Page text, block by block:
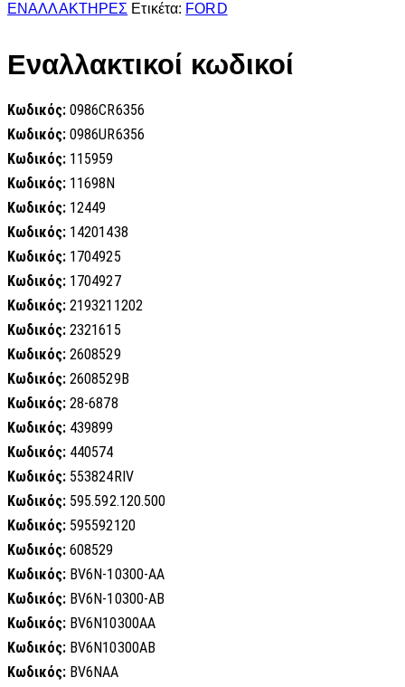
ΕΝΑΛΛΑΚΤΗΡΕΣ Ετικέτα: FORD
Εναλλακτικοί κωδικοί
Κωδικός: 0986CR6356
Κωδικός: 0986UR6356
Κωδικός: 115959
Κωδικός: 11698N
Κωδικός: 12449
Κωδικός: 14201438
Κωδικός: 1704925
Κωδικός: 1704927
Κωδικός: 2193211202
Κωδικός: 2321615
Κωδικός: 2608529
Κωδικός: 2608529B
Κωδικός: 28-6878
Κωδικός: 439899
Κωδικός: 440574
Κωδικός: 553824RIV
Κωδικός: 595.592.120.500
Κωδικός: 595592120
Κωδικός: 608529
Κωδικός: BV6N-10300-AA
Κωδικός: BV6N-10300-AB
Κωδικός: BV6N10300AA
Κωδικός: BV6N10300AB
Κωδικός: BV6NAA